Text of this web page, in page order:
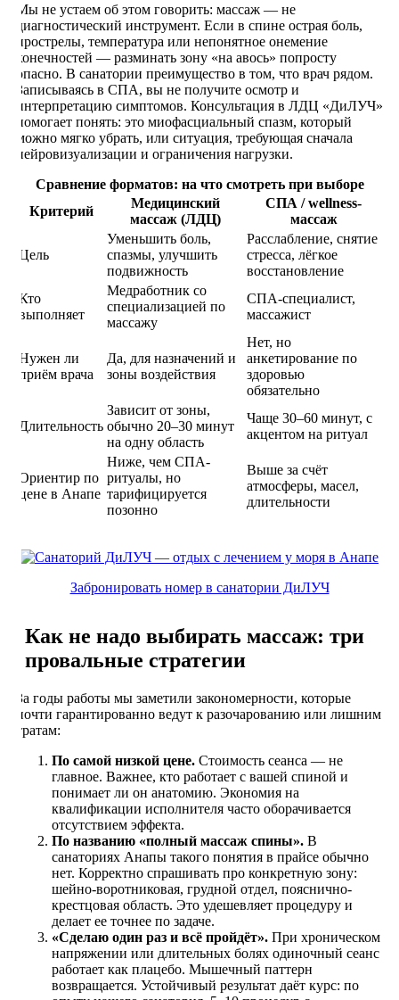
Мы не устаем об этом говорить: массаж — не
диагностический инструмент. Если в спине острая боль,
прострелы, температура или непонятное онемение
конечностей — разминать зону «на авось» попросту
опасно. В санатории преимущество в том, что врач рядом.
Записываясь в СПА, вы не получите осмотр и
интерпретацию симптомов. Консультация в ЛДЦ «ДиЛУЧ»
помогает понять: это миофасциальный спазм, который
можно мягко убрать, или ситуация, требующая сначала
нейровизуализации и ограничения нагрузки.
Сравнение форматов: на что смотреть при выборе
Критерий
Медицинский
массаж (ЛДЦ)
СПА / wellness-
массаж
Цель
Уменьшить боль,
спазмы, улучшить
подвижность
Расслабление, снятие
стресса, лёгкое
восстановление
Кто
выполняет
Медработник со
специализацией по
массажу
СПА-специалист,
массажист
Нужен ли
приём врача
Да, для назначений и
зоны воздействия
Нет, но
анкетирование по
здоровью
обязательно
Длительность
Зависит от зоны,
обычно 20–30 минут
на одну область
Чаще 30–60 минут, с
акцентом на ритуал
Ориентир по
цене в Анапе
Ниже, чем СПА-
ритуалы, но
тарифицируется
позонно
Выше за счёт
атмосферы, масел,
длительности
Забронировать номер в санатории ДиЛУЧ
Как не надо выбирать массаж: три
провальные стратегии
За годы работы мы заметили закономерности, которые
почти гарантированно ведут к разочарованию или лишним
тратам:
По самой низкой цене. Стоимость сеанса — не
главное. Важнее, кто работает с вашей спиной и
понимает ли он анатомию. Экономия на
квалификации исполнителя часто оборачивается
отсутствием эффекта.
По названию «полный массаж спины». В
санаториях Анапы такого понятия в прайсе обычно
нет. Корректно спрашивать про конкретную зону:
шейно-воротниковая, грудной отдел, пояснично-
крестцовая область. Это удешевляет процедуру и
делает ее точнее по задаче.
«Сделаю один раз и всё пройдёт». При хроническом
напряжении или длительных болях одиночный сеанс
работает как плацебо. Мышечный паттерн
возвращается. Устойчивый результат даёт курс: по